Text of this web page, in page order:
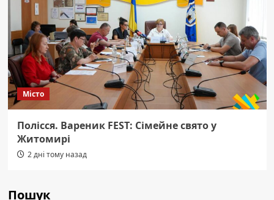
Місто
Полісся. Вареник FEST: Сімейне свято у
Житомирі
2 дні тому назад
Пошук